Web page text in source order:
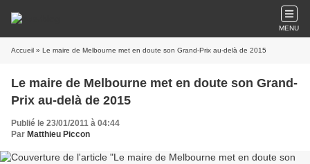
MENU
Accueil » Le maire de Melbourne met en doute son Grand-Prix au-delà de 2015
Le maire de Melbourne met en doute son Grand-
Prix au-delà de 2015
Publié le 23/01/2011 à 04:44
Par Matthieu Piccon